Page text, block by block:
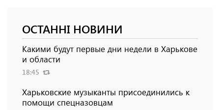
ОСТАННІ НОВИНИ
Какими будут первые дни недели в Харькове
и области
18:45
Харьковские музыканты присоединились к
помощи спецназовцам